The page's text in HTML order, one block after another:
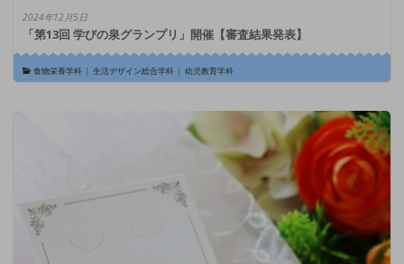
2024年12月5日
「第13回 学びの泉グランプリ」開催【審査結果発表】
食物栄養学科| 生活デザイン総合学科| 幼児教育学科